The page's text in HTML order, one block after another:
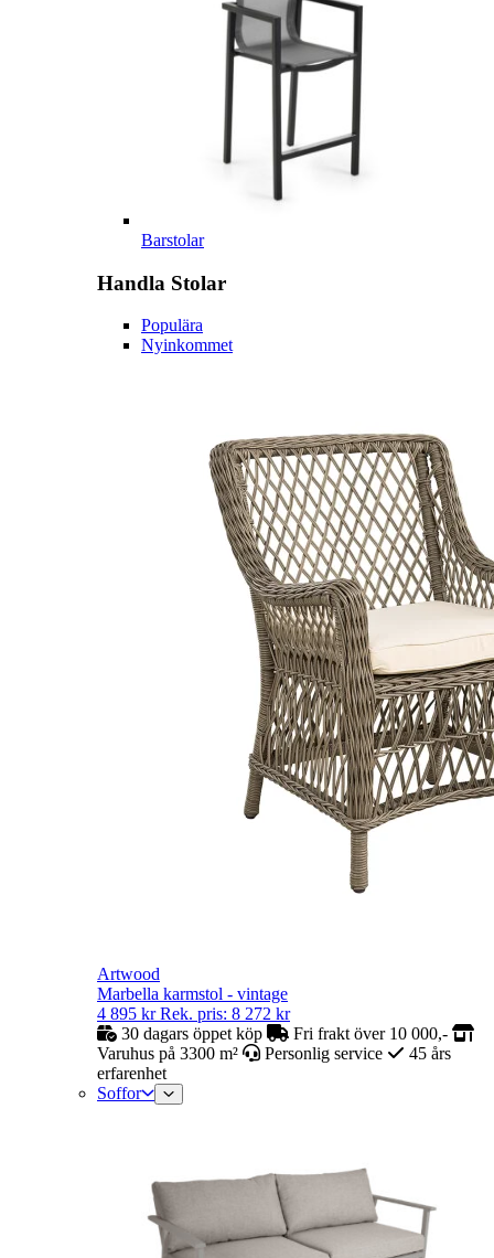
Barstolar
Handla Stolar
Populära
Nyinkommet
Artwood
Marbella karmstol - vintage
4 895 kr Rek. pris: 8 272 kr
30 dagars öppet köp
Fri frakt över 10 000,-
Varuhus på 3300 m²
Personlig service
45 års
erfarenhet
Soffor